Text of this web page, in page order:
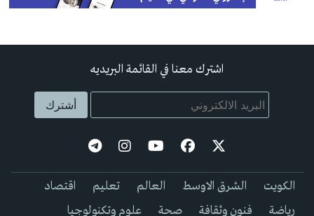
اشترك معنا في القائمة البريديه
الكويت الشرق الاوسط العالم تعليم
اقتصاد
رياضة
فنون وثقافة صحة علوم وتكنولوجيا